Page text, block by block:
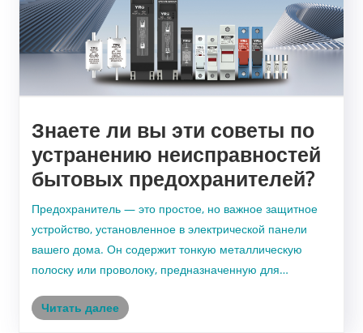
Знаете ли вы эти советы по
устранению неисправностей
бытовых предохранителей?
Предохранитель — это простое, но важное защитное
устройство, установленное в электрической панели
вашего дома. Он содержит тонкую металлическую
полоску или проволоку, предназначенную для
чрезмерного тока. Этот «перегоревший
Читать далее